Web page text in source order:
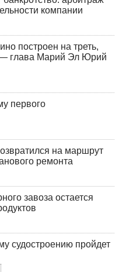
компании
построен на треть,
глава Марий Эл Юрий
первого
на маршрут
ремонта
завоза остается
судостроению пройдет